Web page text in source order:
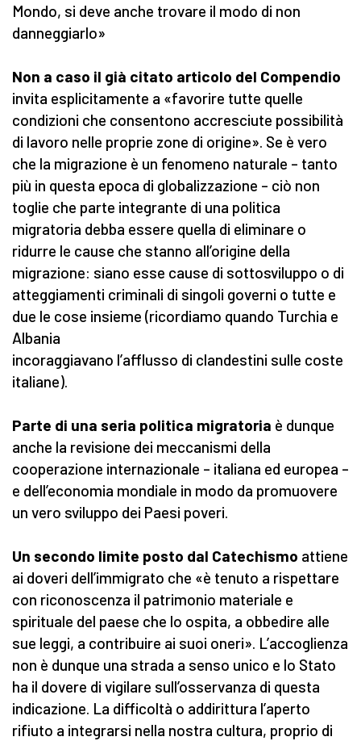
Mondo, si deve anche trovare il modo di non
danneggiarlo»
Non a caso il già citato articolo del Compendio
invita esplicitamente a «favorire tutte quelle
condizioni che consentono accresciute possibilità
di lavoro nelle proprie zone di origine». Se è vero
che la migrazione è un fenomeno naturale – tanto
più in questa epoca di globalizzazione – ciò non
toglie che parte integrante di una politica
migratoria debba essere quella di eliminare o
ridurre le cause che stanno all’origine della
migrazione: siano esse cause di sottosviluppo o di
atteggiamenti criminali di singoli governi o tutte e
due le cose insieme (ricordiamo quando Turchia e
Albania
incoraggiavano l’afflusso di clandestini sulle coste
italiane).
Parte di una seria politica migratoria è dunque
anche la revisione dei meccanismi della
cooperazione internazionale – italiana ed europea –
e dell’economia mondiale in modo da promuovere
un vero sviluppo dei Paesi poveri.
Un secondo limite posto dal Catechismo attiene
ai doveri dell’immigrato che «è tenuto a rispettare
con riconoscenza il patrimonio materiale e
spirituale del paese che lo ospita, a obbedire alle
sue leggi, a contribuire ai suoi oneri». L’accoglienza
non è dunque una strada a senso unico e lo Stato
ha il dovere di vigilare sull’osservanza di questa
indicazione. La difficoltà o addirittura l’aperto
rifiuto a integrarsi nella nostra cultura, proprio di